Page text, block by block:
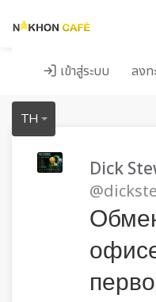
เข้าสู่ระบบ ลงท
TH
Dick